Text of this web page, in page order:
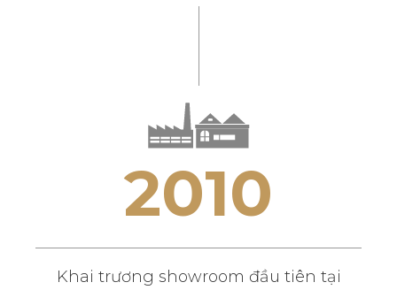
2010
Khai trương showroom đầu tiên tại